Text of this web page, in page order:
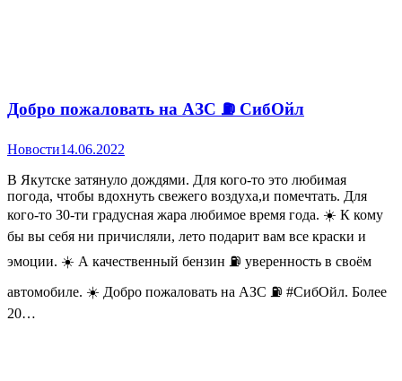
Добро пожаловать на АЗС ⛽ СибОйл
Новости14.06.2022
В Якутске затянуло дождями. Для кого-то это любимая
погода, чтобы вдохнуть свежего воздуха,и помечтать. Для
кого-то 30-ти градусная жара любимое время года. ☀️ К кому
бы вы себя ни причисляли, лето подарит вам все краски и
эмоции. ☀️ А качественный бензин ⛽ уверенность в своём
автомобиле. ☀️ Добро пожаловать на АЗС ⛽ #СибОйл. Более
20…